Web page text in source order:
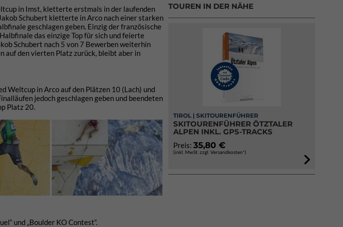
in Imst, kletterte erstmals in der laufenden
Schubert kletterte in Arco nach einer starken
geschlagen geben. Einzig der französische
das einzige Top für sich und feierte
Schubert nach 5 von 7 Bewerben weiterhin
auf den vierten Platz zurück, bleibt aber in
Weltcup in Arco auf den Plätzen 10 (Lach) und
jedoch geschlagen geben und beendeten
Platz 20.
und „Boulder KO Contest“.
TOUREN IN DER NÄHE
TIROL | SKITOURENFÜHRER
SKITOURENFÜHRER ÖTZTALER
ALPEN INKL. GPS-TRACKS
Preis: 35,80 €
(inkl. MwSt. zzgl. Versandkosten*)